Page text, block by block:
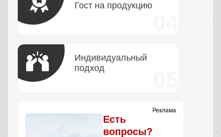
Гост на продукцию
Индивидуальный
подход
Реклама
Есть
вопросы?